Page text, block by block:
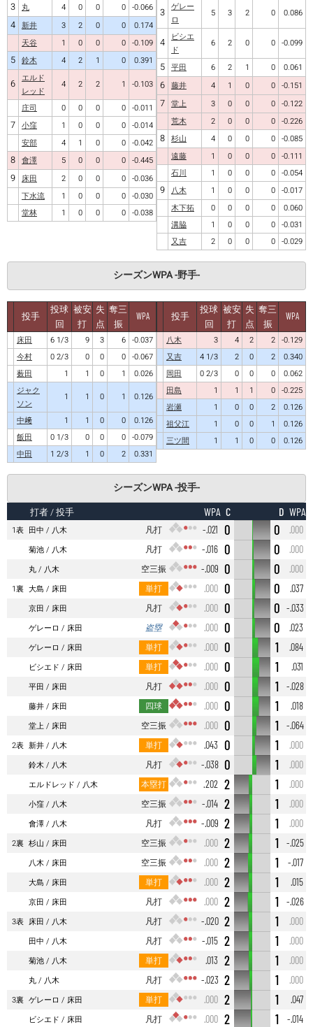
3 丸 4 0 0 0 -0.066
4 新井 3 2 0 0
0.174
天谷
1 0 0 0 -0.109
5 鈴木 4 2 1 0 0.391
6 エルド
レッド
4 2 2 1
-0.103
庄司
0 0 0 0 -0.011
7 小窪 1 0 0 0 -0.014
安部
4 1 0 0 -0.042
8 會澤 5 0 0 0 -0.445
9 床田 2 0 0 0 -0.036
下水流
1 0 0 0 -0.030
堂林
1 0 0 0 -0.038
3 ゲレー
ロ
5 3 2 0 0.086
4
ビシエ
ド
6 2 0 0 -0.099
5 平田 6 2 1 0 0.061
6 藤井 4 1 0 0 -0.151
7 堂上 3 0 0 0 -0.122
荒木
2 0 0 0 -0.226
8 杉山 4 0 0 0 -0.085
遠藤
1 0 0 0 -0.111
石川
1 0 0 0 -0.054
9 八木 1 0 0 0 -0.017
木下拓
0 0 0 0
0.060
溝脇
1 0 0 0 -0.031
又吉
2 0 0 0 -0.029
シーズンWPA -野手-
投手
投球
回
被安
打
失
点
奪三
振
WPA
床田 6 1/3 9 3 6 -0.037
今村
0 2/3 0 0 0 -0.067
薮田
1 1 0 1
0.026
ジャク
ソン
1 1 0 1
0.126
中﨑
1 1 0 0
0.126
飯田
0 1/3 0 0 0 -0.079
中田
1 2/3 1 0 2 0.331
投手
投球
回
被安
打
失
点
奪三
振
WPA
八木 3 4 2 2 -0.129
又吉
4 1/3 2 0 2
0.340
岡田
0 2/3 0 0 0
0.062
田島
1 1 1 0 -0.225
岩瀬
1 0 0 2
0.126
祖父江
1 0 0 1
0.126
三ツ間
1 1 0 0 0.126
シーズンWPA -投手-
打者/ 投手 WPA C D WPA
1表 田中 八木 凡打 -.021 0 0
.000
菊池
八木 凡打 -.016 0 0
.000
丸
八木 空三振 -.009 0 0
.000
1裏 大島 床田 単打 .000 0 0
.037
京田
床田 凡打 .000 0 0 -.033
ゲレーロ
床田 盗塁 .000 0 0
.023
ゲレーロ
床田 単打 .000 0 1
.084
ビシエド
床田 単打 .000 0 1
.031
平田
床田 凡打 .000 0 1
-.028
藤井
床田 四球 .000 0 1
.018
堂上
床田 空三振 .000 0 1
-.064
2表 新井 八木 単打 .043 0 1
.000
鈴木
八木 凡打 -.038 0 1
.000
エルドレッド
八木 本塁打 .202 2 1
.000
小窪
八木 空三振 -.014 2 1
.000
會澤
八木 凡打 -.009 2 1
.000
2裏 杉山 床田 空三振 .000 2 1
-.025
八木
床田 空三振 .000 2 1
-.017
大島
床田 単打 .000 2 1
.015
京田
床田 凡打 .000 2 1
-.026
3表 床田 八木 凡打 -.020 2 1
.000
田中
八木 凡打 -.015 2 1
.000
菊池
八木 単打 .013 2 1
.000
丸
八木 凡打 -.023 2 1
.000
3裏 ゲレーロ 床田 単打 .000 2 1
.047
ビシエド
床田 凡打 .000 2 1 -.014